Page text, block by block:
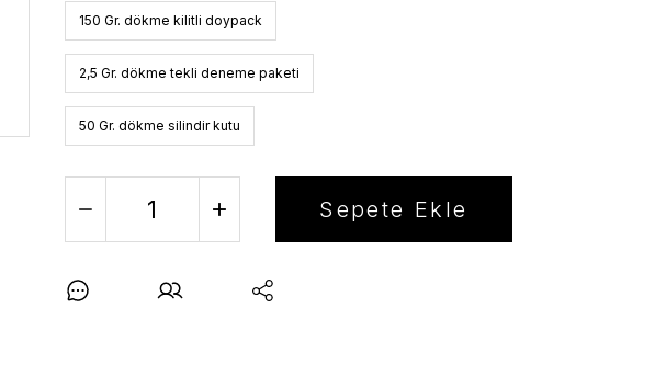
150 Gr. dökme kilitli doypack
2,5 Gr. dökme tekli deneme paketi
50 Gr. dökme silindir kutu
Sepete Ekle